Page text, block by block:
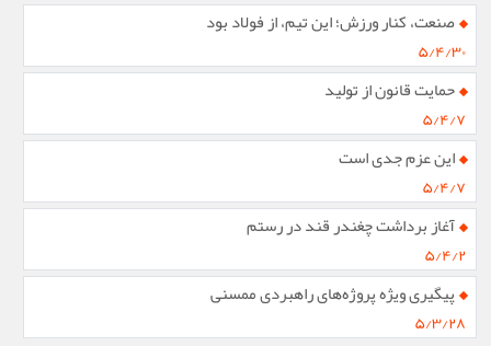
صنعت، کنار ورزش؛ این تیم، از فولاد بود
۵/۴/۳۰
حمایت قانون از تولید
۵/۴/۷
این عزم جدی است
۵/۴/۷
آغاز برداشت چغندر قند در رستم
۵/۴/۲
پیگیری ویژه پروژه‌های راهبردی ممسنی
۵/۳/۲۸